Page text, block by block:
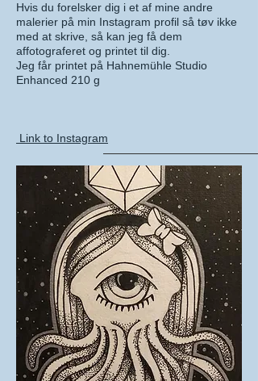
Hvis du forelsker dig i et af mine andre
malerier på min Instagram profil så tøv ikke
med at skrive, så kan jeg få dem
affotograferet og printet til dig.
Jeg får printet på Hahnemühle Studio
Enhanced 210 g
Link to Instagram